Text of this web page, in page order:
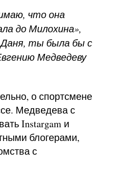
что она
до Милохина»,
Даня, ты была бы с
Медведеву
о спортсмене
Медведева с
Instargam и
блогерами,
с